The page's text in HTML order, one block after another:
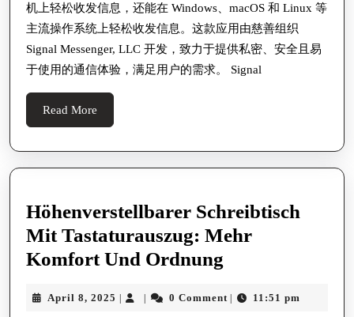
机上轻松收发信息，还能在 Windows、macOS 和 Linux 等
主流操作系统上轻松收发信息。这款应用由慈善组织
Signal Messenger, LLC 开发，致力于提供私密、安全且易
于使用的通信体验，满足用户的需求。 Signal
Read More
More
Höhenverstellbarer Schreibtisch
Mit Tastaturauszug: Mehr
Komfort Und Ordnung
Mit
April 8, 2025 April
| | 0 Comment | 11:51 pm